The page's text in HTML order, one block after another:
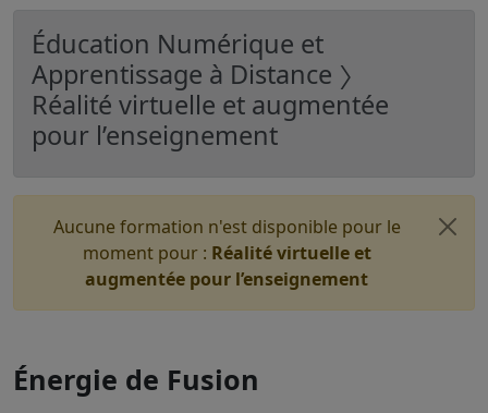
Éducation Numérique et
Apprentissage à Distance 〉
Réalité virtuelle et augmentée
pour l’enseignement
Aucune formation n'est disponible pour le
moment pour : Réalité virtuelle et
augmentée pour l’enseignement
Énergie de Fusion